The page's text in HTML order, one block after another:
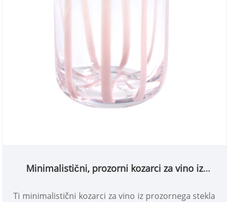
Minimalistični, prozorni kozarci za vino iz
Ti minimalistični kozarci za vino iz prozornega stekla